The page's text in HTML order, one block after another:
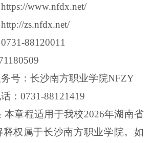
www.nfdx.net/
zs.nfdx.net/
88120011
号：长沙南方职业学院NFZY
：0731-88121419
本章程适用于我校2026年湖南省
权属于长沙南方职业学院。如